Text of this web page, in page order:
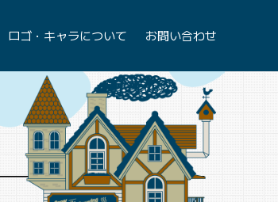
ロゴ・キャラについて お問い合わせ